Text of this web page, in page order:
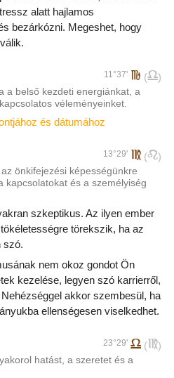
független alkalmazottak vagy
becsülettel végzik. Jó
próbálni, és fontos számukra,
mindent, amennyire csak
nem tud elvégezni egy
jók a szellemi munkában vagy
alatt hajlamos
bezárkózni. Megeshet, hogy
11°37' h (g)
a belső kezdeti energiánkat, a
véleményeinket.
és dátumához
13°29' f (e)
önkifejezési képességünkre
kapcsolatokat és a személyiség
szkeptikus. Az ilyen ember
törekszik, ha az
szó.
nem okoz gondot Ön
kezelése, legyen szó karrierről,
akkor szembesül, ha
ellenségesen viselkedhet.
23°29' g (f)
hatást, a szeretet és a